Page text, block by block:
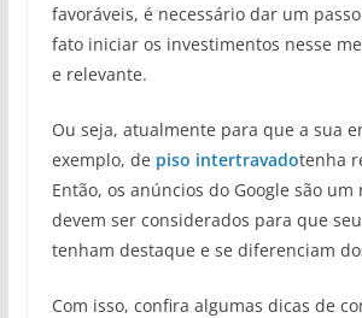
favoráveis, é necessário dar um
fato iniciar os investimentos nesse
e relevante.
Ou seja, atualmente para que a sua
exemplo, de piso intertravadotenha
Então, os anúncios do Google são um
devem ser considerados para que
tenham destaque e se diferenciam
Com isso, confira algumas dicas de